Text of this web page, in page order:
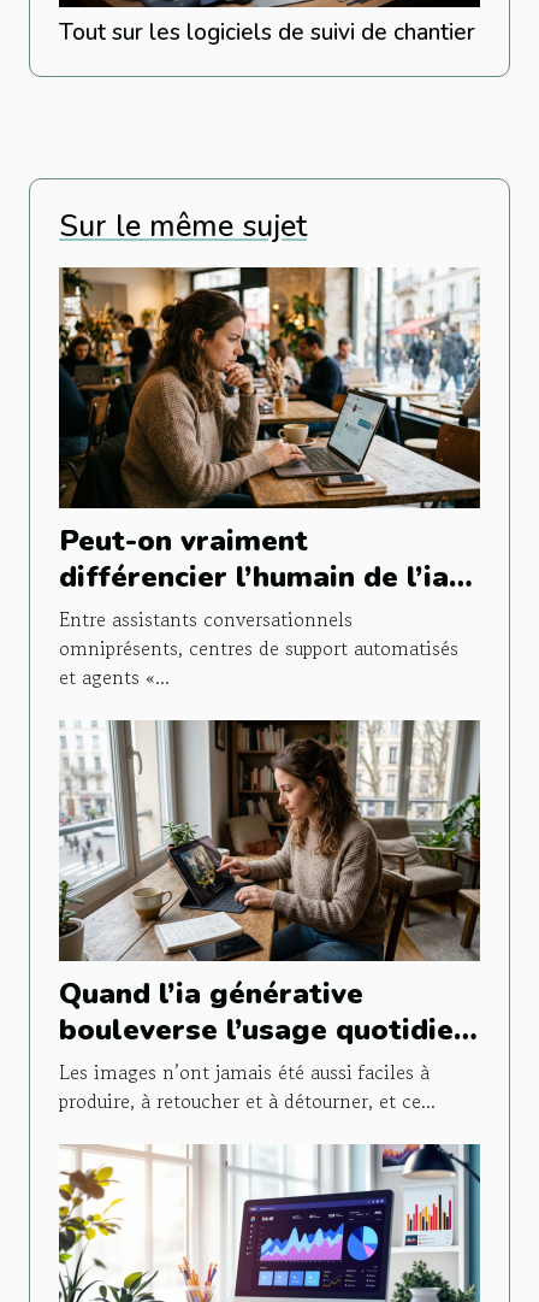
Tout sur les logiciels de suivi de chantier
Sur le même sujet
Peut-on vraiment
différencier l’humain de l’ia
lors d’un chat en ligne ?
Entre assistants conversationnels
omniprésents, centres de support automatisés
et agents «...
Quand l’ia générative
bouleverse l’usage quotidien
de l’image
Les images n’ont jamais été aussi faciles à
produire, à retoucher et à détourner, et ce...